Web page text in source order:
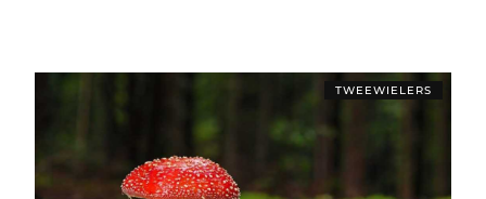
TWEEWIELERS